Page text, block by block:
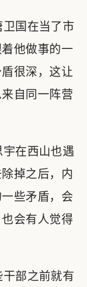
国在当了市
他做事的一
很深，这让
自同一阵营
在西山也遇
掉之后，内
些矛盾，会
会有人觉得
部之前就有